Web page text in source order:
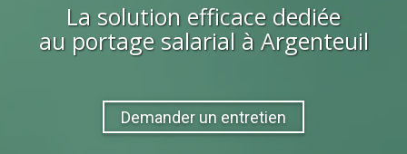
La solution efficace dediée
au portage salarial à Argenteuil
Demander un entretien